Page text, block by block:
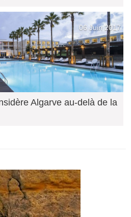
06 Juin 2017
Algarve au-delà de la